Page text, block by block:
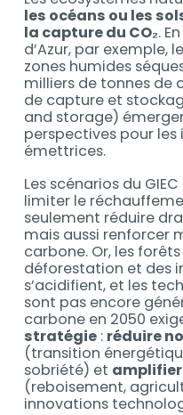
les océans ou les
la capture du CO₂.
d’Azur, par exemple,
zones humides
milliers de tonnes de
de capture et
and storage)
perspectives pour les
émettrices.
Les scénarios du
limiter le
seulement réduire
mais aussi renforcer
carbone. Or, les
déforestation et des
s’acidifient, et les
sont pas encore
carbone en 2050
stratégie: réduire
(transition
sobriété) et
(reboisement,
innovations